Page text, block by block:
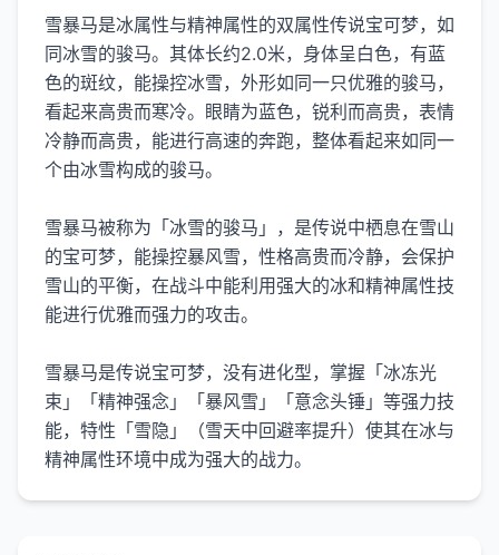
雪暴马是冰属性与精神属性的双属性传说宝可梦，如
同冰雪的骏马。其体长约2.0米，身体呈白色，有蓝
色的斑纹，能操控冰雪，外形如同一只优雅的骏马，
看起来高贵而寒冷。眼睛为蓝色，锐利而高贵，表情
冷静而高贵，能进行高速的奔跑，整体看起来如同一
个由冰雪构成的骏马。
雪暴马被称为「冰雪的骏马」，是传说中栖息在雪山
的宝可梦，能操控暴风雪，性格高贵而冷静，会保护
雪山的平衡，在战斗中能利用强大的冰和精神属性技
能进行优雅而强力的攻击。
雪暴马是传说宝可梦，没有进化型，掌握「冰冻光
束」「精神强念」「暴风雪」「意念头锤」等强力技
能，特性「雪隐」（雪天中回避率提升）使其在冰与
精神属性环境中成为强大的战力。